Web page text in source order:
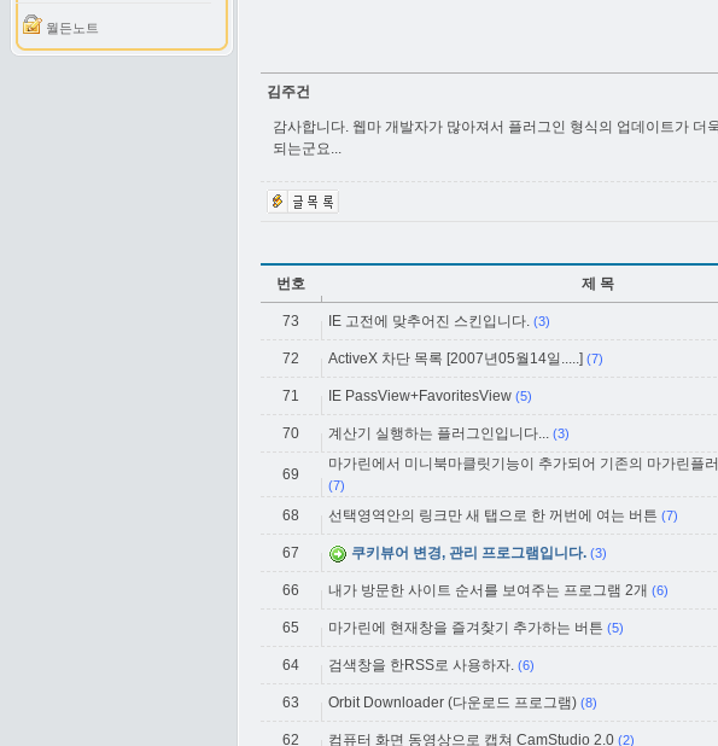
월든노트
김주건
감사합니다. 웹마 개발자가 많아져서 플러그인 형식의 업데이트가
되는군요...
번호 제 목
73 IE 고전에 맞추어진 스킨입니다. (3)
72 ActiveX 차단 목록 [2007년05월14일.....] (7)
71 IE PassView+FavoritesView (5)
70 계산기 실행하는 플러그인입니다... (3)
69
마가린에서 미니북마클릿기능이 추가되어 기존의 마가린플
(7)
68 선택영역안의 링크만 새 탭으로 한 꺼번에 여는 버튼 (7)
67 쿠키뷰어 변경, 관리 프로그램입니다. (3)
66 내가 방문한 사이트 순서를 보여주는 프로그램 2개 (6)
65 마가린에 현재창을 즐겨찾기 추가하는 버튼 (5)
64 검색창을 한RSS로 사용하자. (6)
63 Orbit Downloader (다운로드 프로그램) (8)
62 컴퓨터 화면 동영상으로 캡쳐 CamStudio 2.0 (2)